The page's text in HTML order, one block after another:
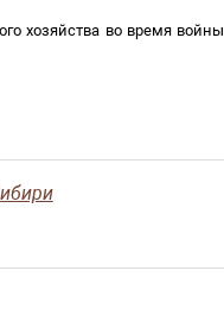
хозяйства во время войны